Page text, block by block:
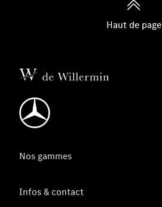
Haut de page
Nos gammes
Infos & contact